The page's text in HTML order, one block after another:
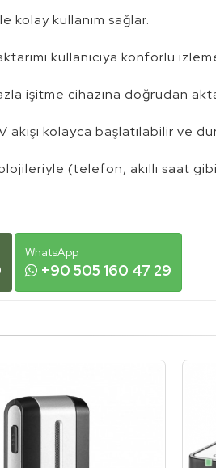
kolay kullanım sağlar.
kullanıcıya konforlu
işitme cihazına doğrudan
akışı kolayca başlatılabilir ve
(telefon, akıllı saat
WhatsApp
+90 505 160 47 29